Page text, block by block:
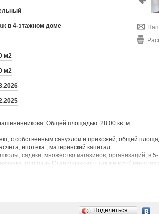
в 4-этажном доме
м2
м2
Общей площадью: 28.00 кв. м.
с собственным санузлом и прихожей, общей
ипотека , материнский капитал.
садики, множество магазинов, организаций, в
площадь Станиславского так же в 5-7
Поделиться…